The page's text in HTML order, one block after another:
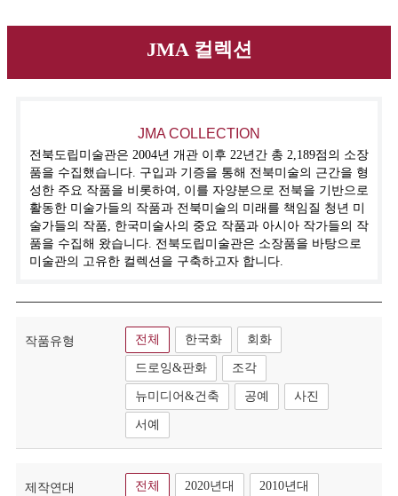
JMA 컬렉션
JMA COLLECTION
전북도립미술관은 2004년 개관 이후 22년간 총 2,189점의 소장
품을 수집했습니다. 구입과 기증을 통해 전북미술의 근간을 형
성한 주요 작품을 비롯하여, 이를 자양분으로 전북을 기반으로
활동한 미술가들의 작품과 전북미술의 미래를 책임질 청년 미
술가들의 작품, 한국미술사의 중요 작품과 아시아 작가들의 작
품을 수집해 왔습니다. 전북도립미술관은 소장품을 바탕으로
미술관의 고유한 컬렉션을 구축하고자 합니다.
작품유형 전체 한국화 회화
드로잉&판화 조각
뉴미디어&건축 공예 사진
서예
제작연대 전체 2020년대 2010년대